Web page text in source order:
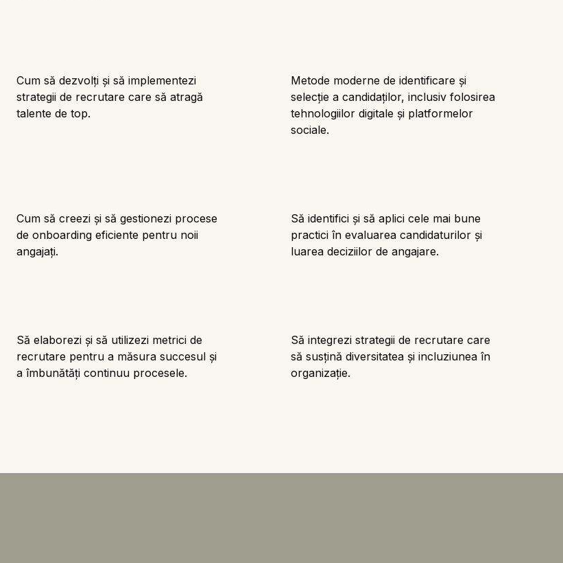
Cum să dezvolți și să implementezi
strategii de recrutare care să atragă
talente de top.
Metode moderne de identificare și
selecție a candidaților, inclusiv folosirea
tehnologiilor digitale și platformelor
sociale.
Cum să creezi și să gestionezi procese
de onboarding eficiente pentru noii
angajați.
Să identifici și să aplici cele mai bune
practici în evaluarea candidaturilor și
luarea deciziilor de angajare.
Să elaborezi și să utilizezi metrici de
recrutare pentru a măsura succesul și
a îmbunătăți continuu procesele.
Să integrezi strategii de recrutare care
să susțină diversitatea și incluziunea în
organizație.